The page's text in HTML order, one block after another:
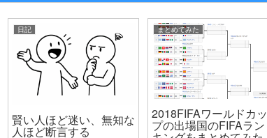
日記
賢い人ほど迷い、無知な
人ほど断言する
まとめてみた
2018FIFAワールドカッ
プの出場国のFIFAラン